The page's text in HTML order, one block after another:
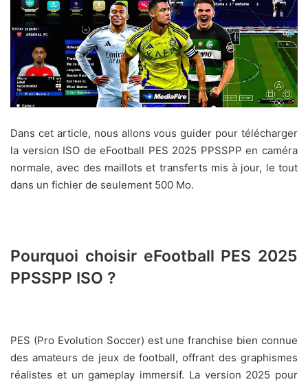
Dans cet article, nous allons vous guider pour télécharger
la version ISO de eFootball PES 2025 PPSSPP en caméra
normale, avec des maillots et transferts mis à jour, le tout
dans un fichier de seulement 500 Mo.
Pourquoi choisir eFootball PES 2025
PPSSPP ISO ?
PES (Pro Evolution Soccer) est une franchise bien connue
des amateurs de jeux de football, offrant des graphismes
réalistes et un gameplay immersif. La version 2025 pour